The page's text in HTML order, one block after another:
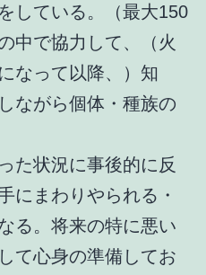
している。（最大150
中で協力して、（火
なって以降、）知
ながら個体・種族の
た状況に事後的に反
にまわりやられる・
る。将来の特に悪い
て心身の準備してお